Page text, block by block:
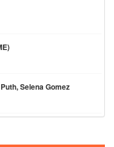
Selena Gomez